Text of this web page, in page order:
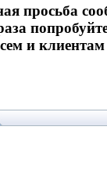
просьба
и